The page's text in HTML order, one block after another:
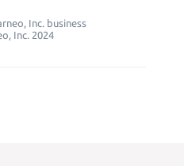
Inc. business
Inc. 2024